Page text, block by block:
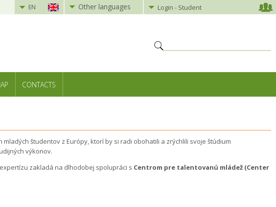
EN Other languages Login - Student
CONTACTS
študentov z Európy, ktorí by si radi obohatili a zrýchlili svoje štúdium
výkonov.
zakladá na dlhodobej spolupráci s Centrom pre talentovanú mládež (Center